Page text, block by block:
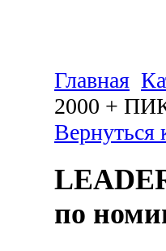
Главная
2000 +
Вернуться
по